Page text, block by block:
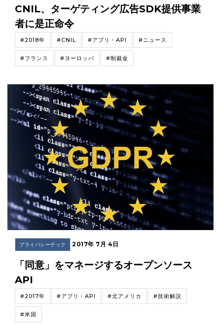
CNIL、ターゲティング広告SDK提供事業
者に是正命令
#2018年 #CNIL #アプリ・API #ニュース
#フランス #ヨーロッパ #制裁金
プライバシーテック 2017年 7月 4日
「同意」をマネージするオープンソース
API
#2017年 #アプリ・API #北アメリカ #技術解説
#米国